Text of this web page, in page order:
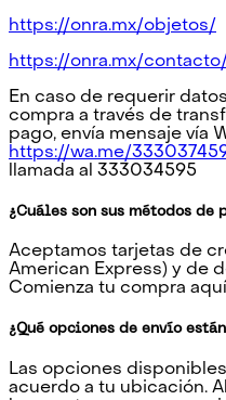
https://onra.mx/objetos/
https://onra.mx/contacto/
En caso de requerir
compra a través de
pago, envía mensaje vía
https://wa.me/
llamada al 333034595
¿Cuáles son sus métodos de
Aceptamos tarjetas de
American Express) y de
Comienza tu compra
¿Qué opciones de envío
Las opciones
acuerdo a tu ubicación.